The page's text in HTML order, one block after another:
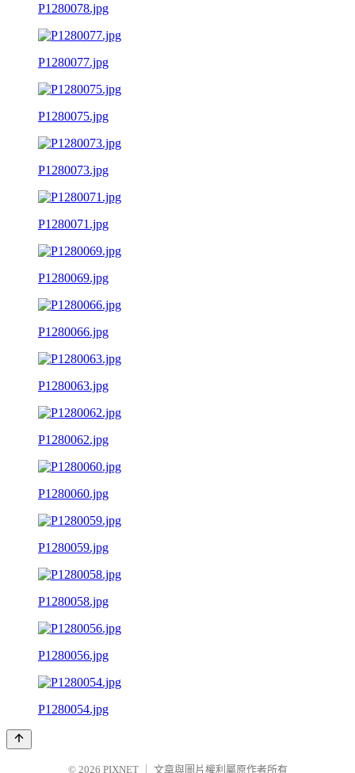
P1280078.jpg
P1280077.jpg
P1280075.jpg
P1280073.jpg
P1280071.jpg
P1280069.jpg
P1280066.jpg
P1280063.jpg
P1280062.jpg
P1280060.jpg
P1280059.jpg
P1280058.jpg
P1280056.jpg
P1280054.jpg
© 2026 PIXNET 文章與圖片權利屬原作者所有